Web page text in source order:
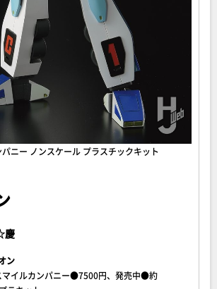
ニー ノンスケール プラスチックキット
慶
ン
イルカンパニー●7500円、発売中●約